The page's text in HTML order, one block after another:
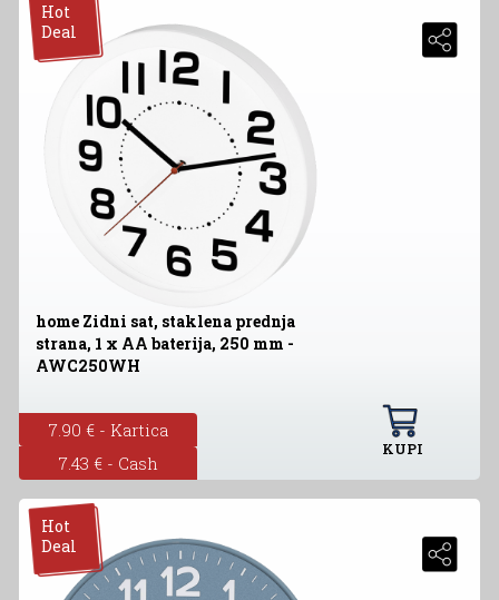
Hot
Deal
home Zidni sat, staklena prednja
strana, 1 x AA baterija, 250 mm -
AWC250WH
7.90 € - Kartica
7.43 € - Cash
KUPI
Hot
Deal